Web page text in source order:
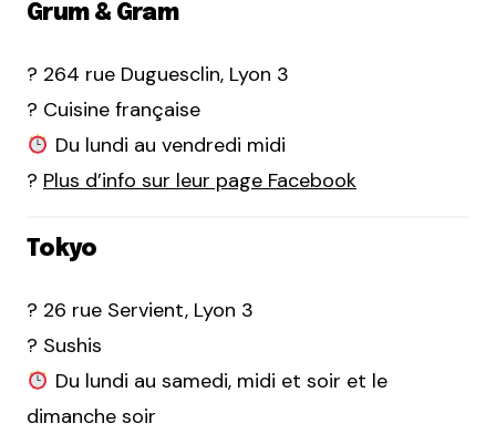
Grum & Gram
? 264 rue Duguesclin, Lyon 3
? Cuisine française
Du lundi au vendredi midi
? Plus d’info sur leur page Facebook
Tokyo
? 26 rue Servient, Lyon 3
? Sushis
Du lundi au samedi, midi et soir et le
dimanche soir